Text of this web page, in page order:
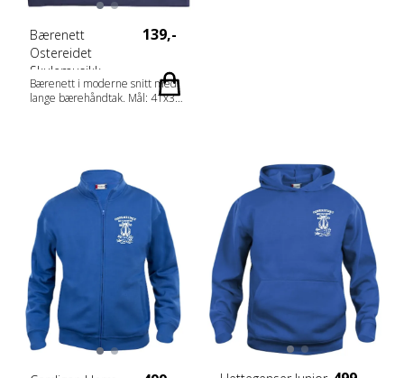
Bærenett
Ostereidet
Skulemusikk
139,-
Bærenett i moderne snitt med
lange bærehåndtak. Mål: 41x38